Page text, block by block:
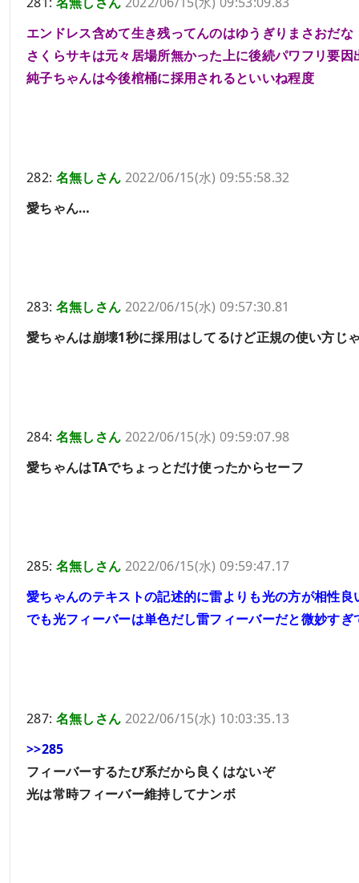
エンドレス含めて生き残ってんのはゆうぎりまさおだな
さくらサキは元々居場所無かった上に後続パワフリ要因
純子ちゃんは今後棺桶に採用されるといいね程度
282: 名無しさん 2022/06/15(水) 09:55:58.32
愛ちゃん…
283: 名無しさん 2022/06/15(水) 09:57:30.81
愛ちゃんは崩壊1秒に採用はしてるけど正規の使い方じ
284: 名無しさん 2022/06/15(水) 09:59:07.98
愛ちゃんはTAでちょっとだけ使ったからセーフ
285: 名無しさん 2022/06/15(水) 09:59:47.17
愛ちゃんのテキストの記述的に雷よりも光の方が相性良
でも光フィーバーは単色だし雷フィーバーだと微妙す
287: 名無しさん 2022/06/15(水) 10:03:35.13
>>285
フィーバーするたび系だから良くはないぞ
光は常時フィーバー維持してナンボ